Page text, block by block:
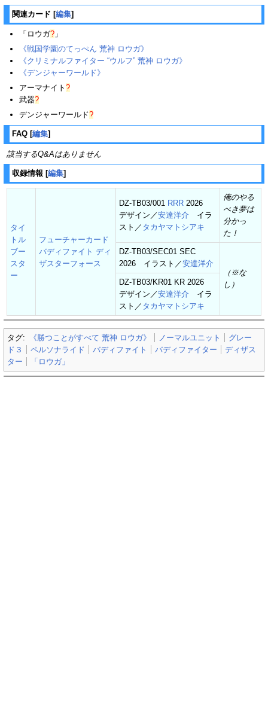
関連カード [編集]
「 ロウガ? 」
《戦国学園のてっぺん 荒神 ロウガ》
《クリミナルファイター “ウルフ” 荒神 ロウガ》
《デンジャーワールド》
アーマナイト ?
武器?
デンジャーワールド?
FAQ [編集]
該当するQ&Aはありません
収録情報 [編集]
タイ
トル
ブー
スタ
ー
フューチャーカード
バディファイト ディ
ザスターフォース
DZ-TB03/001 RRR 2026
デザイン／安達洋介 イラ
スト／ タカヤマトシアキ
俺のやる
べき夢は
分かっ
た！
DZ-TB03/SEC01 SEC
2026 イラスト／安達洋介
（※な
し）
DZ-TB03/KR01 KR 2026
デザイン／安達洋介 イラ
スト／ タカヤマトシアキ
タグ: 《勝つことがすべて 荒神 ロウガ》 ノーマルユニット
グレー
ド３
ペルソナライド バディファイト バディファイター
ディザス
ター
「ロウガ」